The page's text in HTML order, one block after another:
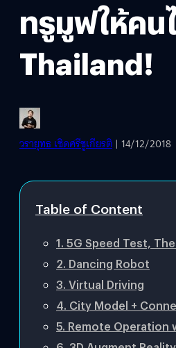
ทรูมูฟให้คน
Thailand!
วรายุทธ เชิดศรีชูเกียรติ | 14/12/2018
Table of Content
1. 5G Speed Test,
2. Dancing Robot
3. Virtual Driving
4. City Model +
5. Remote Operation